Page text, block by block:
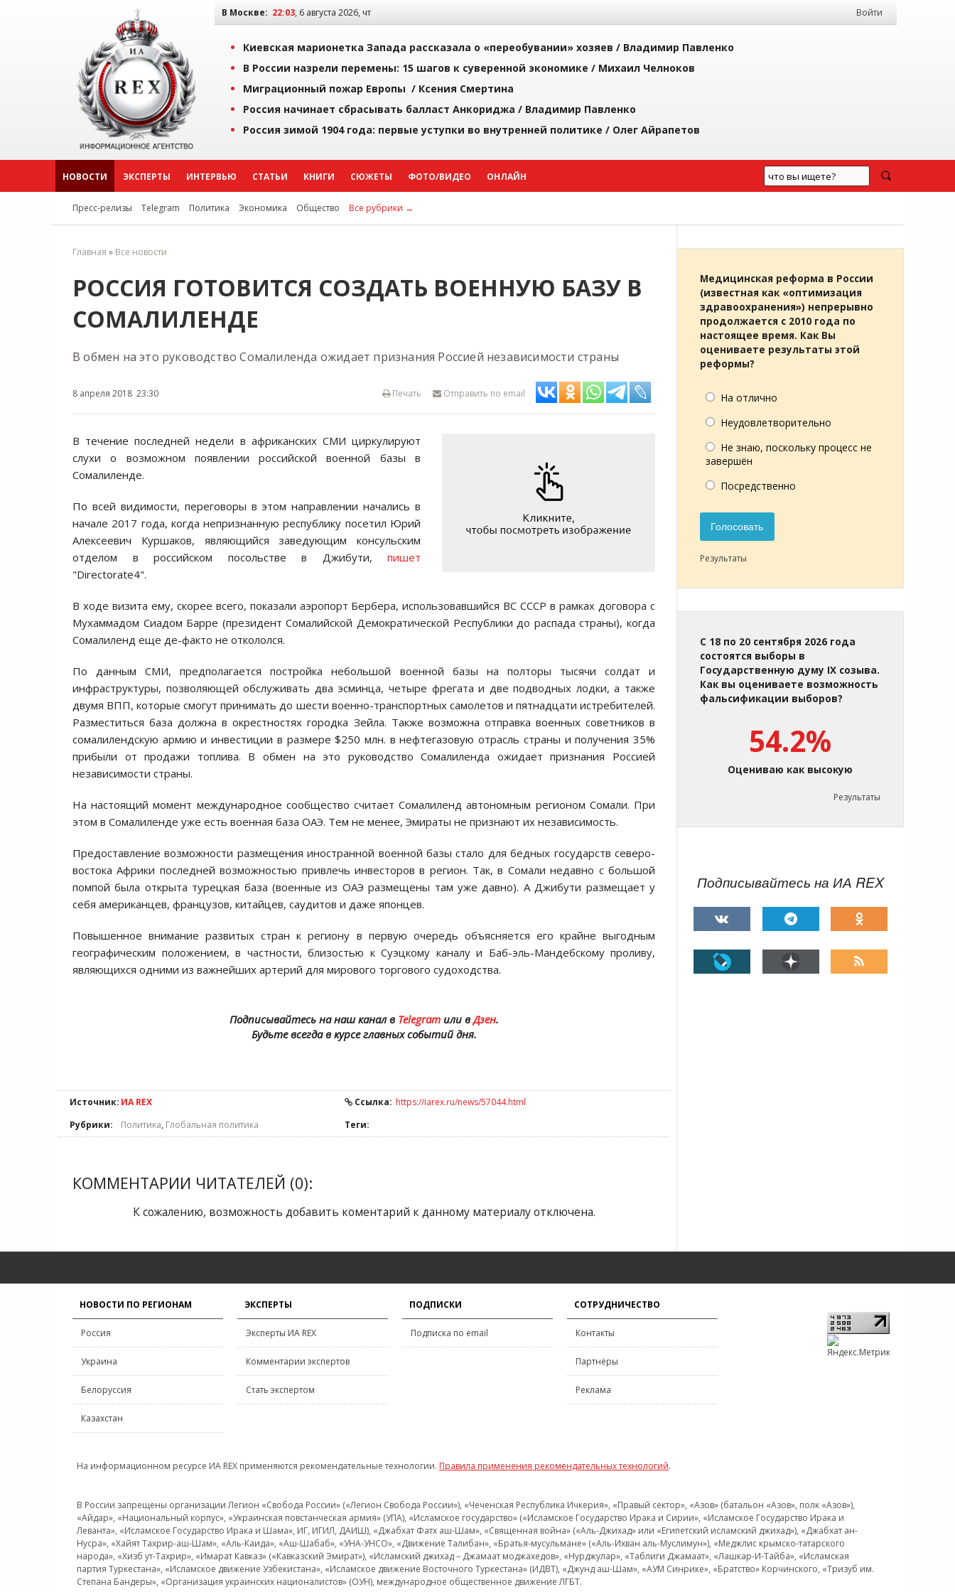
В Москве: 22:03, 6 августа 2026, чт Войти
Киевская марионетка Запада рассказала о «переобувании» хозяев / Владимир Павленко
В России назрели перемены: 15 шагов к суверенной экономике / Михаил Челноков
Миграционный пожар Европы / Ксения Смертина
Россия начинает сбрасывать балласт Анкориджа / Владимир Павленко
Россия зимой 1904 года: первые уступки во внутренней политике / Олег Айрапетов
НОВОСТИ ЭКСПЕРТЫ ИНТЕРВЬЮ СТАТЬИ КНИГИ СЮЖЕТЫ ФОТО/ВИДЕО ОНЛАЙН
Пресс-релизы Telegram Политика Экономика Общество Все рубрики →
Главная » Все новости
РОССИЯ ГОТОВИТСЯ СОЗДАТЬ ВОЕННУЮ БАЗУ В
СОМАЛИЛЕНДЕ
В обмен на это руководство Сомалиленда ожидает признания Россией независимости страны
8 апреля 2018 23:30 Отправить по email
Печать
​​​В течение последней недели в африканских СМИ циркулируют
слухи о возможном появлении российской военной базы в
Сомалиленде.
По всей видимости, переговоры в этом направлении начались в
начале 2017 года, когда непризнанную республику посетил Юрий
Алексеевич Куршаков, являющийся заведующим консульским
отделом в российском посольстве в Джибути, пишет
"Directorate4".
В ходе визита ему, скорее всего, показали аэропорт Бербера, использовавшийся ВС СССР в рамках договора с
Мухаммадом Сиадом Барре (президент Сомалийской Демократической Республики до распада страны), когда
Сомалиленд еще де-факто не откололся.
По данным СМИ, предполагается постройка небольшой военной базы на полторы тысячи солдат и
инфраструктуры, позволяющей обслуживать два эсминца, четыре фрегата и две подводных лодки, а также
двумя ВПП, которые смогут принимать до шести военно-транспортных самолетов и пятнадцати истребителей.
Разместиться база должна в окрестностях городка Зейла. Также возможна отправка военных советников в
сомалилендскую армию и инвестиции в размере $250 млн. в нефтегазовую отрасль страны и получения 35%
прибыли от продажи топлива. В обмен на это руководство Сомалиленда ожидает признания Россией
независимости страны.
На настоящий момент международное сообщество считает Сомалиленд автономным регионом Сомали. При
этом в Сомалиленде уже есть военная база ОАЭ. Тем не менее, Эмираты не признают их независимость.
Предоставление возможности размещения иностранной военной базы стало для бедных государств северо-
востока Африки последней возможностью привлечь инвесторов в регион. Так, в Сомали недавно с большой
помпой была открыта турецкая база (военные из ОАЭ размещены там уже давно). А Джибути размещает у
себя американцев, французов, китайцев, саудитов и даже японцев.
Повышенное внимание развитых стран к региону в первую очередь объясняется его крайне выгодным
географическим положением, в частности, близостью к Суэцкому каналу и Баб-эль-Мандебскому проливу,
являющихся одними из важнейших артерий для мирового торгового судоходства.
Подписывайтесь на наш канал в Telegramили вДзен.
Будьте всегда в курсе главных событий дня.
Источник: ИА REX Ссылка: https://iarex.ru/news/57044.html
Рубрики:
Политика, Глобальная политика Теги:
КОММЕНТАРИИ ЧИТАТЕЛЕЙ (0):
К сожалению, возможность добавить коментарий к данному материалу отключена.
Медицинская реформа в России
(известная как «оптимизация
здравоохранения») непрерывно
продолжается с 2010 года по
настоящее время. Как Вы
оцениваете результаты этой
реформы?
На отлично
Неудовлетворительно
Не знаю, поскольку процесс не
завершён
Посредственно
Голосовать
Результаты
С 18 по 20 сентября 2026 года
состоятся выборы в
Государственную думу IX созыва.
Как вы оцениваете возможность
фальсификации выборов?
54.2%
Оцениваю как высокую
Результаты
Подписывайтесь на ИА REX
НОВОСТИ ПО РЕГИОНАМ
Россия
Украина
Белоруссия
Казахстан
ЭКСПЕРТЫ
Эксперты ИА REX
Комментарии экспертов
Стать экспертом
ПОДПИСКИ
Подписка по email
СОТРУДНИЧЕСТВО
Контакты
Партнёры
Реклама
На информационном ресурсе ИА REX применяются рекомендательные технологии. Правила применения рекомендательных технологий.
В России запрещены организации Легион «Свобода России» («Легион Свобода России»), «Чеченская Республика Ичкерия», «Правый сектор», «Азов» (батальон «Азов», полк «Азов»),
«Айдар», «Национальный корпус», «Украинская повстанческая армия» (УПА), «Исламское государство» («Исламское Государство Ирака и Сирии», «Исламское Государство Ирака и
Леванта», «Исламское Государство Ирака и Шама», ИГ, ИГИЛ, ДАИШ), «Джабхат Фатх аш-Шам», «Священная война» («Аль-Джихад» или «Египетский исламский джихад»), «Джабхат ан-
Нусра», «Хайят Тахрир-аш-Шам», «Аль-Каида», «Аш-Шабаб», «УНА-УНСО», «Движение Талибан», «Братья-мусульмане» («Аль-Ихван аль-Муслимун»), «Меджлис крымско-татарского
народа», «Хизб ут-Тахрир», «Имарат Кавказ» («Кавказский Эмират»), «Исламский джихад – Джамаат моджахедов», «Нурджулар», «Таблиги Джамаат», «Лашкар-И-Тайба», «Исламская
партия Туркестана», «Исламское движение Узбекистана», «Исламское движение Восточного Туркестана» (ИДВТ), «Джунд аш-Шам», «АУМ Синрике», «Братство» Корчинского, «Тризуб им.
Степана Бандеры», «Организация украинских националистов» (ОУН), международное общественное движение ЛГБТ.